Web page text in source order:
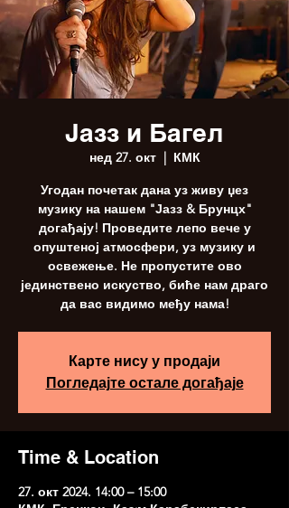
Јазз и Багел
нед 27. окт
  |
КМК
Угодан почетак дана уз живу џез
музику на нашем "Јазз & Брунцх"
догађају! Проведите лепо вече у
опуштеној атмосфери, уз музику и
освежење. Не пропустите ово
јединствено искуство, биће нам драго
да вас видимо међу нама!
Карте нису у продаји
Погледајте остале догађаје
Time & Location
27. окт 2024. 14:00 – 15:00